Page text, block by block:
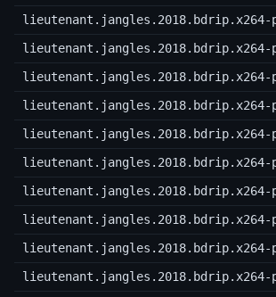
lieutenant.jangles.2018.bdrip.x264-
lieutenant.jangles.2018.bdrip.x264-
lieutenant.jangles.2018.bdrip.x264-
lieutenant.jangles.2018.bdrip.x264-
lieutenant.jangles.2018.bdrip.x264-
lieutenant.jangles.2018.bdrip.x264-
lieutenant.jangles.2018.bdrip.x264-
lieutenant.jangles.2018.bdrip.x264-